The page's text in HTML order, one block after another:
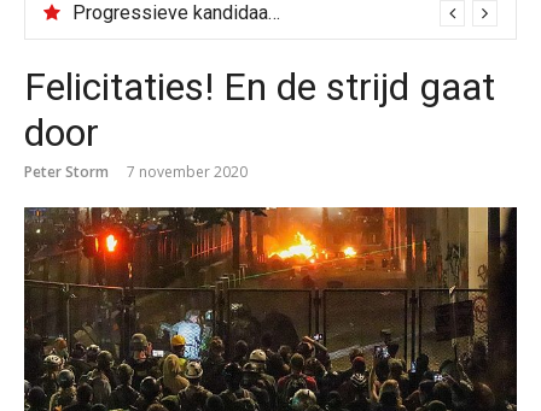
Progressieve kandidaat El-Sayed senaatskandidaat Michigan
Felicitaties! En de strijd gaat
door
Peter Storm 7 november 2020